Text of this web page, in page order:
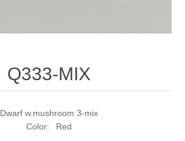
Q333-MIX
Dwarf w.mushroom 3-mix
Color: Red